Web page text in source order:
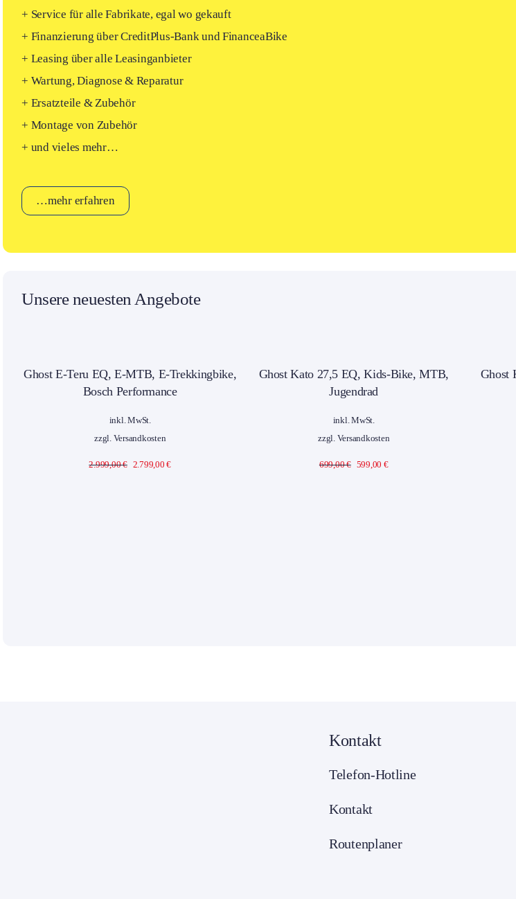
+ Service für alle Fabrikate, egal wo gekauft
+ Finanzierung über CreditPlus-Bank und FinanceaBike
+ Leasing über alle Leasinganbieter
+ Wartung, Diagnose & Reparatur
+ Ersatzteile & Zubehör
+ Montage von Zubehör
+ und vieles mehr…
…mehr erfahren
Unsere neuesten Angebote
%Sale!
Ghost E-Teru EQ, E-MTB, E-Trekkingbike,
Bosch Performance
inkl. MwSt.
zzgl. Versandkosten
2.999,00€ Ursprünglicher
2.799,00€Aktueller
%Sale!
Ghost Kato 27,5 EQ, Kids-Bike, MTB,
Jugendrad
inkl. MwSt.
zzgl. Versandkosten
699,00€ Ursprünglicher
599,00 €Aktueller
Ghost
Kontakt
Telefon-Hotline
Kontakt
Routenplaner